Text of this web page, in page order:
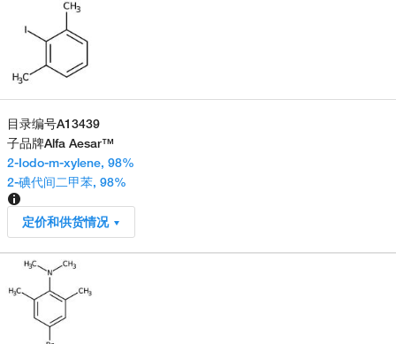
目录编号A13439
子品牌Alfa Aesar™
2-Iodo-m-xylene, 98%
2-碘代间二甲苯, 98%
定价和供货情况